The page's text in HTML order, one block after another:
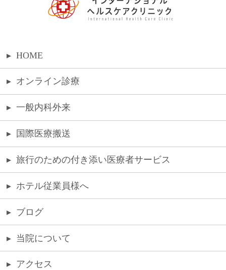
▸ HOME
▸ オンライン診療
▸ 一般内科外来
▸ 国際医療搬送
▸ 旅行のための付き添い医療者サービス
▸ ホテル従業員様へ
▸ ブログ
▸ 当院について
▸ アクセス